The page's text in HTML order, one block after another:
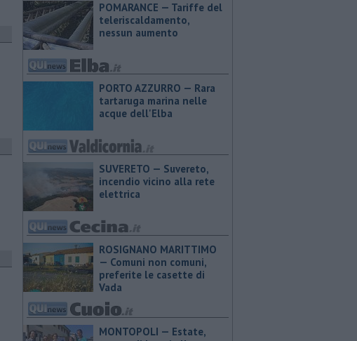
POMARANCE — Tariffe del
teleriscaldamento,
nessun aumento
PORTO AZZURRO — Rara
tartaruga marina nelle
acque dell'Elba
SUVERETO — Suvereto,
incendio vicino alla rete
elettrica
ROSIGNANO MARITTIMO
— Comuni non comuni,
preferite le casette di
Vada
MONTOPOLI — Estate,